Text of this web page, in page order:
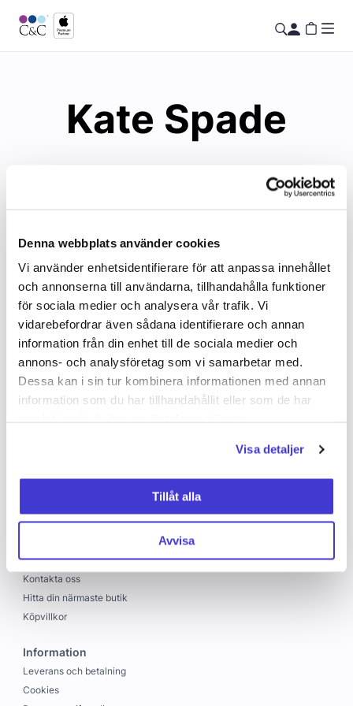
Denna webbplats använder cookies
Vi använder enhetsidentifierare för att anpassa innehållet
och annonserna till användarna, tillhandahålla funktioner
för sociala medier och analysera vår trafik. Vi
vidarebefordrar även sådana identifierare och annan
information från din enhet till de sociala medier och
annons- och analysföretag som vi samarbetar med.
Dessa kan i sin tur kombinera informationen med annan
information som du har tillhandahållit eller som de har
Visa detaljer
Tillåt alla
Avvisa
Kate Spade
Vendre
C&C
Jobba hos oss
Kontakta oss
Hitta din närmaste butik
Köpvillkor
Information
Leverans och betalning
Cookies